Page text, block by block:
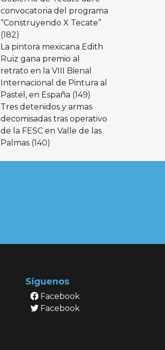
convocatoria del programa
“Construyendo X Tecate”
(182)
La pintora mexicana Edith
Ruiz gana premio al
retrato en la VIII Bienal
Internacional de Pintura al
Pastel, en España (149)
Tres detenidos y armas
decomisadas tras operativo
de la FESC en Valle de las
Palmas (140)
Síguenos
Facebook
Facebook